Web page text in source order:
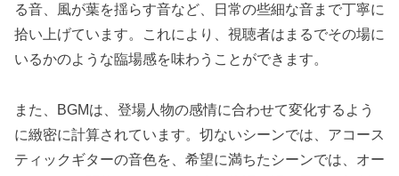
る音、風が葉を揺らす音など、日常の些細な音まで丁寧に
拾い上げています。これにより、視聴者はまるでその場に
いるかのような臨場感を味わうことができます。
また、BGMは、登場人物の感情に合わせて変化するよう
に緻密に計算されています。切ないシーンでは、アコース
ティックギターの音色を、希望に満ちたシーンでは、オー